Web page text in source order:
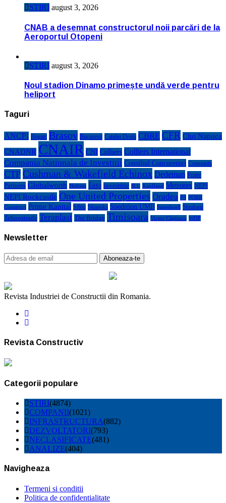
STIRI august 3, 2026
CNAB a desemnat constructorul noii parcări de la
Aeroportul Otopeni
STIRI august 3, 2026
Noul stadion Dinamo primește undă verde pentru
heliport
Taguri
ANCPI Bogart Brasov Bucuresti Catalin Drula CBRE CFR Cluj Napoca
CNADNR CNAIR CNI Colliers Colliers International
Compania Nationala de Investitii Consiliul Concurentei Constanta
CTP Cushman & Wakefield Echinox Dedeman Forte
Partners Globalworth Holcim Iasi investitie JLL Kaufland Metrorex NEPI
NEPI Rockcastle One United Properties Oradea P3 PORR
Construct Prime Kapital Sibiu Skanska Spedition UMB Speedwell Strabag
Tehnostrade Teraplast The Bridge Timisoara Victor Căpitanu WDP
Newsletter
Revista Industriei de Constructii din Romania.
Revista Constructiv
Categorii populare
STIRI(4874)
COMPANII(1021)
INFRASTRUCTURA(882)
DEZVOLTATORI(793)
NECLASIFICATE(481)
ANALIZE(404)
Navigheaza
Termeni si conditii
Politica de confidentialitate